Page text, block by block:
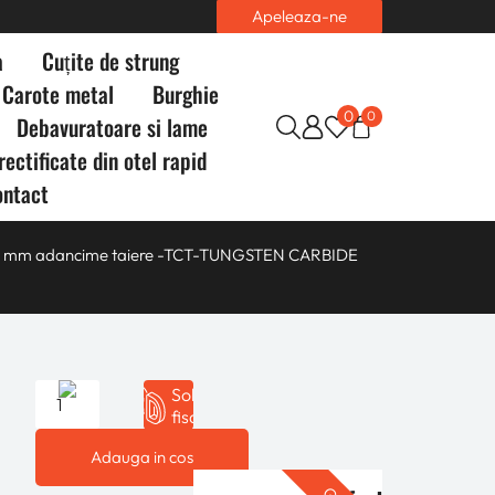
Apeleaza-ne
Cuțite de strung
Carote metal
Burghie
Debavuratoare si lame
din otel rapid
0 0
adancime taiere -TCT-TUNGSTEN CARBIDE
Adauga in cos
Solicita
fisa 3D